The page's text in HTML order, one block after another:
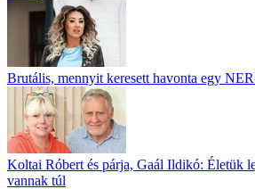
Brutális, mennyit keresett havonta egy
Koltai Róbert és párja, Gaál Ildikó: Életük
vannak túl